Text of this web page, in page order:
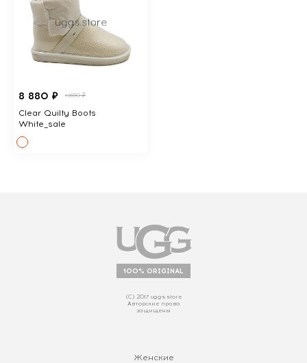
8 880 ₽ 13690 ₽
Clear Quilty Boots
White_sale
100% ORIGINAL
(С) 2017 uggs.store
Авторские права
защищены
Женские